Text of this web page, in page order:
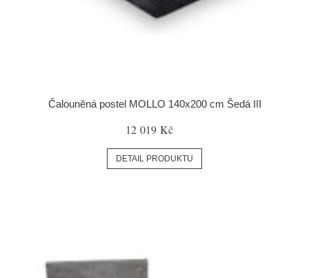
Čalouněná postel MOLLO 140x200 cm Šedá III
12 019 Kč
DETAIL PRODUKTU